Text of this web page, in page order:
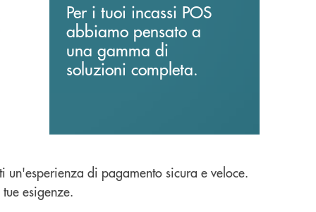
Per i tuoi incassi POS
abbiamo pensato a
una gamma di
soluzioni completa.
di pagamento sicura e veloce.
esigenze.